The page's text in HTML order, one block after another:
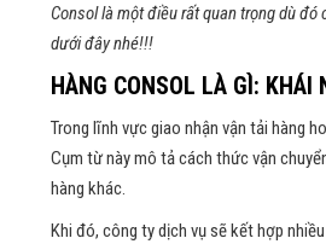
Consol là một điều rất quan trọng dù
dưới đây nhé!!!
HÀNG CONSOL LÀ GÌ: KHÁI
Trong lĩnh vực giao nhận vận tải hàng
Cụm từ này mô tả cách thức vận
hàng khác.
Khi đó, công ty dịch vụ sẽ kết hợp